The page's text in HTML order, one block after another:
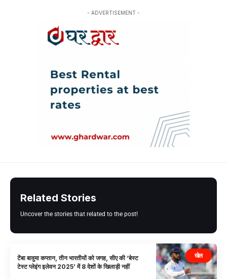
- ADVERTISEMENT -
Related Stories
Uncover the stories that related to the post!
खेल
टेंबा बावुमा कप्तान, तीन भारतीयों को जगह, सीए की ‘बेस्ट
टेस्ट प्लेइंग इलेवन 2025’ में 8 देशों के खिलाड़ी नहीं